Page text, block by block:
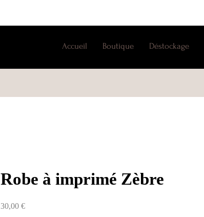
Accueil Boutique Déstockage
Robe à imprimé Zèbre
30,00 €Prix